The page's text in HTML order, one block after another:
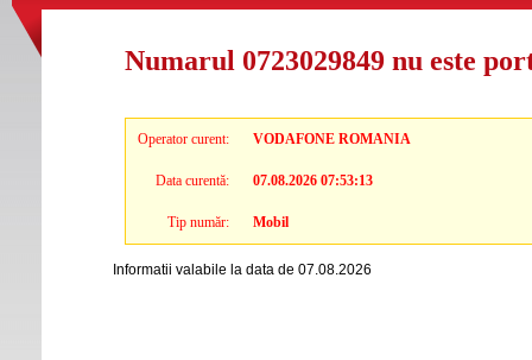
Numarul 0723029849 nu este
Operator curent: VODAFONE ROMANIA
Data curentă: 07.08.2026 07:53:13
Tip număr: Mobil
Informatii valabile la data de 07.08.2026